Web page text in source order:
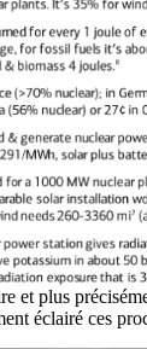
et plus
éclairé ces